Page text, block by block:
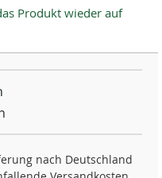
Produkt wieder auf
nach Deutschland